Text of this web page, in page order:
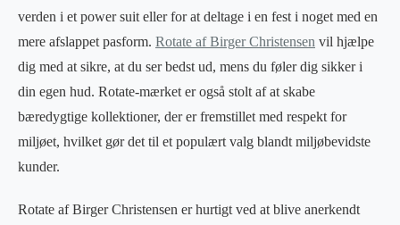
verden i et power suit eller for at deltage i en fest i noget med en
mere afslappet pasform. Rotate af Birger Christensen vil hjælpe
dig med at sikre, at du ser bedst ud, mens du føler dig sikker i
din egen hud. Rotate-mærket er også stolt af at skabe
bæredygtige kollektioner, der er fremstillet med respekt for
miljøet, hvilket gør det til et populært valg blandt miljøbevidste
kunder.
Rotate af Birger Christensen er hurtigt ved at blive anerkendt